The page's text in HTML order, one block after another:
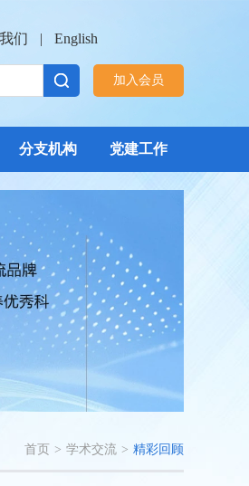
们 | English
加入会员
分支机构 党建工作
首页 > 学术交流 > 精彩回顾